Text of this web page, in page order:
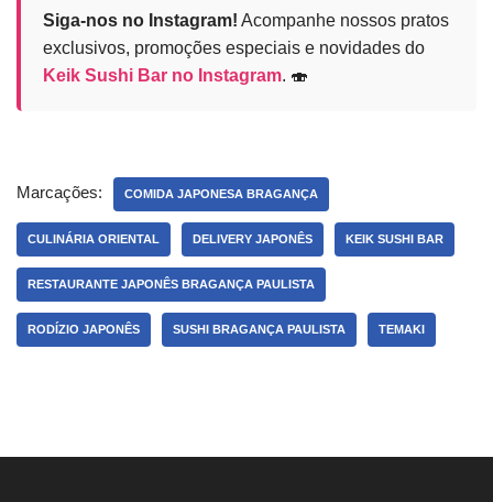
Siga-nos no Instagram! Acompanhe nossos pratos
exclusivos, promoções especiais e novidades do
Keik Sushi Bar no Instagram. 🍣
Marcações: COMIDA JAPONESA BRAGANÇA
CULINÁRIA ORIENTAL DELIVERY JAPONÊS KEIK SUSHI BAR
RESTAURANTE JAPONÊS BRAGANÇA PAULISTA
RODÍZIO JAPONÊS SUSHI BRAGANÇA PAULISTA TEMAKI